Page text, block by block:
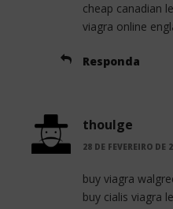
cheap canadian
viagra online
Responda
thoulge
28 DE FEVEREIRO DE
buy viagra
buy cialis viagra